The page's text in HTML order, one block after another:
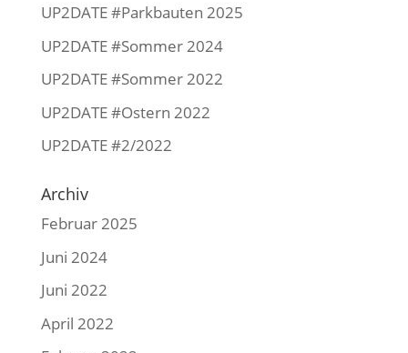
UP2DATE #Parkbauten 2025
UP2DATE #Sommer 2024
UP2DATE #Sommer 2022
UP2DATE #Ostern 2022
UP2DATE #2/2022
Archiv
Februar 2025
Juni 2024
Juni 2022
April 2022